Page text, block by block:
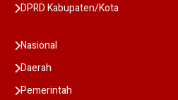
DPRD Kabupaten/Kota
Nasional
Daerah
Pemerintah